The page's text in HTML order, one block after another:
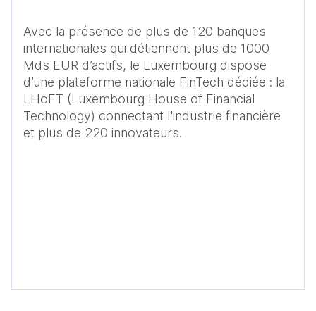
Avec la présence de plus de 120 banques
internationales qui détiennent plus de 1000
Mds EUR d’actifs, le Luxembourg dispose
d’une plateforme nationale FinTech dédiée : la
LHoFT (Luxembourg House of Financial
Technology) connectant l'industrie financière
et plus de 220 innovateurs.